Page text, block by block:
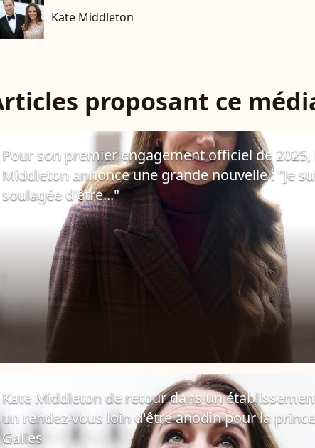
Kate Middleton
proposant ce
Pour son premier engagement officiel de 2025,
Middleton annonce une grande nouvelle : "Je
soulagée d'être..."
Kate Middleton de retour dans un
un rendez-vous loin d'être anodin pour la
Galles